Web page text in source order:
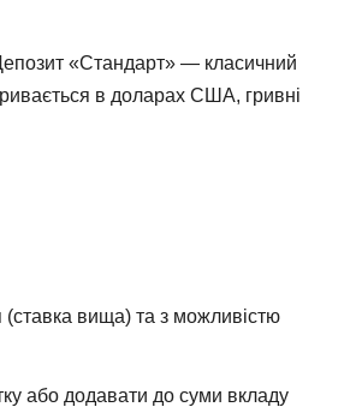
«Стандарт» — класичний
в доларах США, гривні
(ставка вища) та з можливістю
або додавати до суми вкладу